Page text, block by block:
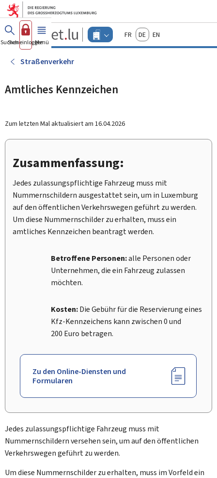
Zum Hauptmenü
Zum Inhalt
Guichet.lu
Changer
d'espace
actif
FrançaisDeutschEnglish
Suchen
Sich einloggen
Menü Haupt-
Straßenverkehr
Amtliches Kennzeichen
Zum letzten Mal aktualisiert am 16.04.2026
Zusammenfassung:
Jedes zulassungspflichtige Fahrzeug muss mit
Nummernschildern ausgestattet sein, um in Luxemburg
auf den öffentlichen Verkehrswegen geführt zu werden.
Um diese Nummernschilder zu erhalten, muss ein
amtliches Kennzeichen beantragt werden.
Betroffene Personen:alle Personen oder
Unternehmen, die ein Fahrzeug zulassen
möchten.
Kosten:Die Gebühr für die Reservierung eines
Kfz-Kennzeichens kann zwischen 0 und
200 Euro betragen.
Zu den Online-Diensten und
Formularen
Jedes zulassungspflichtige Fahrzeug muss mit
Nummernschildern versehen sein, um auf den öffentlichen
Verkehrswegen geführt zu werden.
Um diese Nummernschilder zu erhalten, muss im Vorfeld ein